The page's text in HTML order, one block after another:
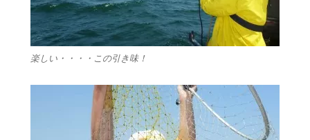
楽しい・・・・この引き味！